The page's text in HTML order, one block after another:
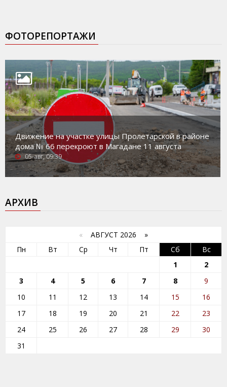
ФОТОРЕПОРТАЖИ
Движение на участке улицы Пролетарской в районе
дома № 66 перекроют в Магадане 11 августа
05-авг, 09:39
АРХИВ
« АВГУСТ 2026 »
Пн
Вт Ср Чт Пт Сб
Вс
1
2
3
4 5 6 7 8
9
10
11 12 13 14 15
16
17
18 19 20 21 22
23
24
25 26 27 28 29
30
31